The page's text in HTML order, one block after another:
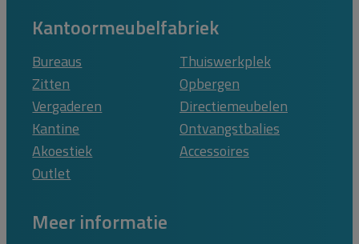
Kantoormeubelfabriek
Bureaus
Thuiswerkplek
Zitten
Opbergen
Vergaderen
Directiemeubelen
Kantine
Ontvangstbalies
Akoestiek
Accessoires
Outlet
Meer informatie